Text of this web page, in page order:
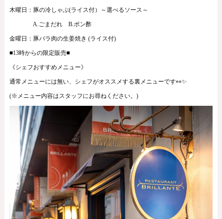
木曜日：豚の冷しゃぶ(ライス付）～選べるソース～
A.ごまだれ B.ポン酢
金曜日：豚バラ肉の生姜焼き (ライス付)
■13時からの限定販売■
《シェフおすすめメニュー》
通常メニューには無い、シェフがオススメする裏メニューです👀✨
(※メニュー内容はスタッフにお尋ねください。)